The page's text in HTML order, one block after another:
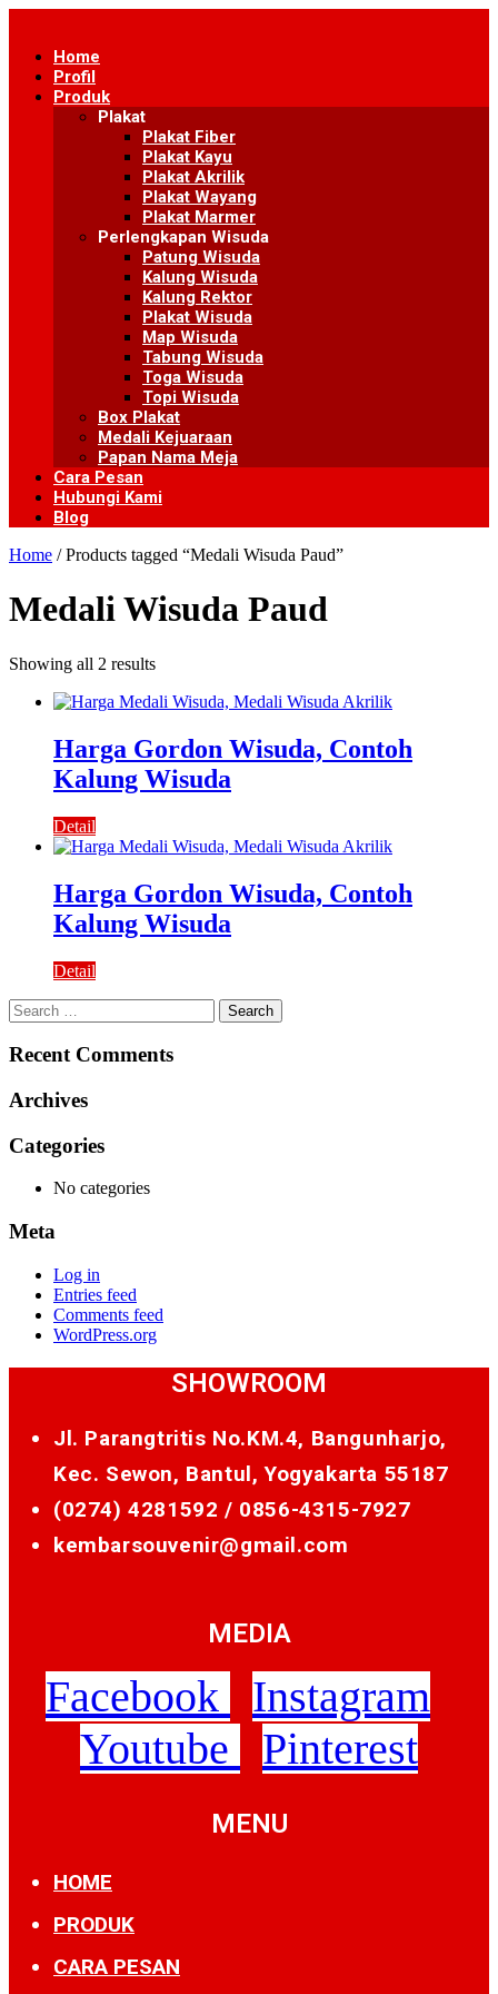
contentHome
Profil
Produk
Plakat
Plakat Fiber
Plakat Kayu
Plakat Akrilik
Plakat Wayang
Plakat Marmer
Perlengkapan Wisuda
Patung Wisuda
Kalung Wisuda
Kalung Rektor
Plakat Wisuda
Map Wisuda
Tabung Wisuda
Toga Wisuda
Topi Wisuda
Box Plakat
Medali Kejuaraan
Papan Nama Meja
Cara Pesan
Hubungi Kami
Blog
Home / Products tagged “Medali Wisuda Paud”
Medali Wisuda Paud
Showing all 2 results
Harga Gordon Wisuda, Contoh
Kalung Wisuda
Detail
Harga Gordon Wisuda, Contoh
Kalung Wisuda
Detail
Search
for:
Recent Comments
Archives
Categories
No categories
Meta
Log in
Entries feed
Comments feed
WordPress.org
SHOWROOM
Jl. Parangtritis No.KM.4, Bangunharjo,
Kec. Sewon, Bantul, Yogyakarta 55187
(0274) 4281592 / 0856-4315-7927
kembarsouvenir@gmail.com
MEDIA
Facebook
Instagram
Youtube
Pinterest
MENU
HOME
PRODUK
CARA PESAN